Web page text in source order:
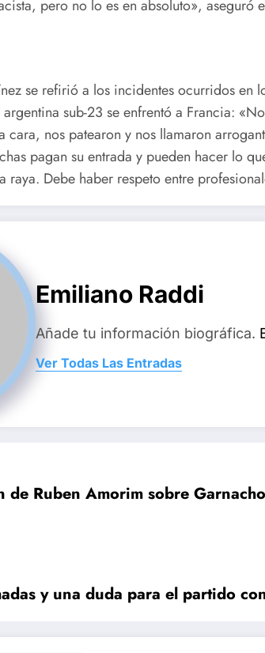
pero no lo es en absoluto», aseguró
se refirió a los incidentes ocurridos en
sub-23 se enfrentó a Francia:
cara, nos patearon y nos llamaron
pagan su entrada y pueden hacer lo
raya. Debe haber respeto entre
Emiliano Raddi
Añade tu información biográfica.
Ver Todas Las Entradas
de Ruben Amorim sobre
y una duda para el partido